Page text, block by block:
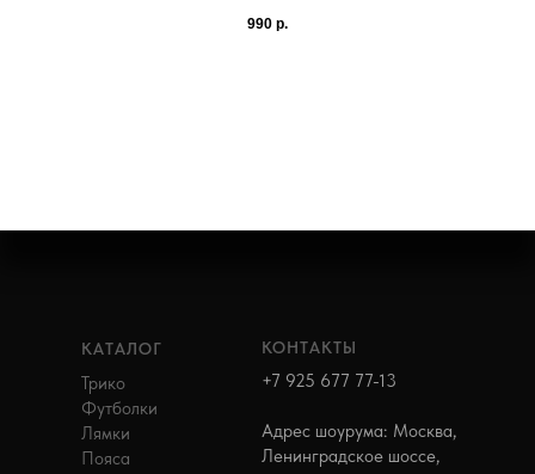
990 р.
КАТАЛОГ
Трико
Футболки
Лямки
Пояса
КОНТАКТЫ
+7 925 677 77-13
Адрес шоурума: Москва,
Ленинградское шоссе,